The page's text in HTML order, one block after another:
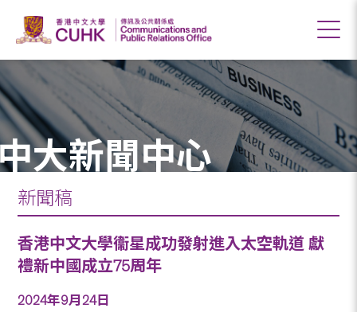
大新聞中心
新聞稿
香港中文大學衞星成功發射進入太空軌道 獻
禮新中國成立75周年
2024年9月24日